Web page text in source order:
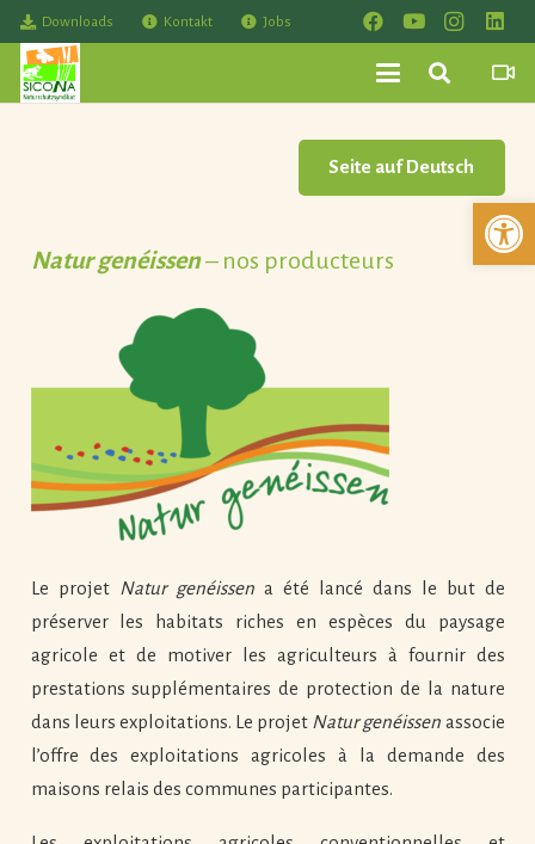
Downloads Kontakt Jobs
Seite auf Deutsch
Natur genéissen– nos producteurs
Le projet Natur genéissena été lancé dans le but de
préserver les habitats riches en espèces du paysage
agricole et de motiver les agriculteurs à fournir des
prestations supplémentaires de protection de la nature
dans leurs exploitations. Le projet Natur genéissen associe
l’offre des exploitations agricoles à la demande des
maisons relais des communes participantes.